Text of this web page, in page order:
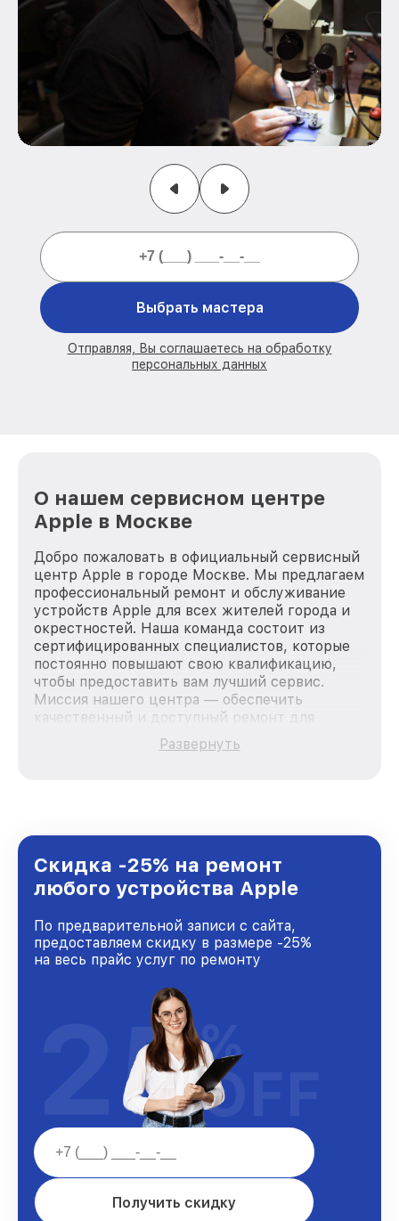
Выбрать мастера
Отправляя, Вы соглашаетесь на обработку
персональных данных
О нашем сервисном центре
Apple в Москве
Добро пожаловать в официальный сервисный
центр Apple в городе Москве. Мы предлагаем
профессиональный ремонт и обслуживание
устройств Apple для всех жителей города и
окрестностей. Наша команда состоит из
сертифицированных специалистов, которые
постоянно повышают свою квалификацию,
чтобы предоставить вам лучший сервис.
Миссия нашего центра — обеспечить
качественный и доступный ремонт для
каждого пользователя продукции Apple, вне
зависимости от сложности поломки. Мы
и лояльности наших клиентов.
Развернуть
Скидка -25% на ремонт
любого устройства Apple
По предварительной записи с сайта,
предоставляем скидку в размере -25%
на весь прайс услуг по ремонту
Получить скидку
25%
OFF